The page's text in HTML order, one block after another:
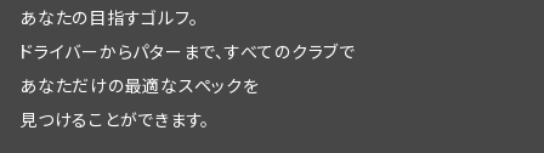
あなたの目指すゴルフ。
ドライバーからパターまで、すべてのクラブで
あなただけの最適なスペックを
見つけることができます。